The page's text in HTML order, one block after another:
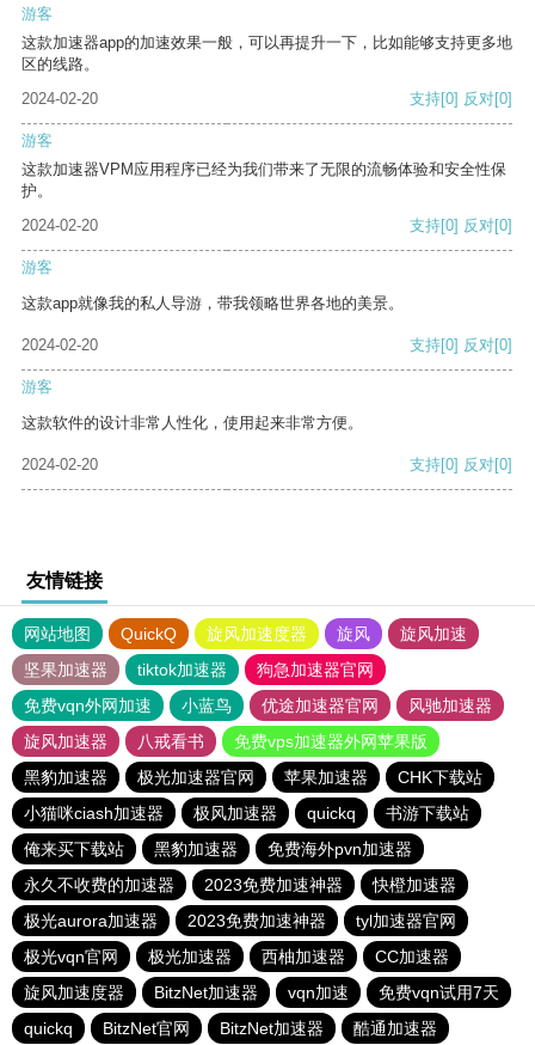
游客
这款加速器app的加速效果一般，可以再提升一下，比如能够支持更多地
区的线路。
2024-02-20
支持[0] 反对[0]
游客
这款加速器VPM应用程序已经为我们带来了无限的流畅体验和安全性保
护。
2024-02-20
支持[0] 反对[0]
游客
这款app就像我的私人导游，带我领略世界各地的美景。
2024-02-20 支持[0] 反对[0]
游客
这款软件的设计非常人性化，使用起来非常方便。
2024-02-20 支持[0] 反对[0]
友情链接
网站地图 QuickQ 旋风加速度器 旋风
旋风加速
坚果加速器
tiktok加速器
狗急加速器官网
免费vqn外网加速
小蓝鸟 优途加速器官网
风驰加速器
旋风加速器
八戒看书
免费vps加速器外网苹果版
黑豹加速器
极光加速器官网 苹果加速器
CHK下载站
小猫咪ciash加速器
极风加速器 quickq
书游下载站
俺来买下载站
黑豹加速器
免费海外pvn加速器
永久不收费的加速器
2023免费加速神器
快橙加速器
极光aurora加速器
2023免费加速神器
tyl加速器官网
极光vqn官网
极光加速器 西柚加速器
CC加速器
旋风加速度器
BitzNet加速器 vqn加速
免费vqn试用7天
quickq
BitzNet官网 BitzNet加速器 酷通加速器